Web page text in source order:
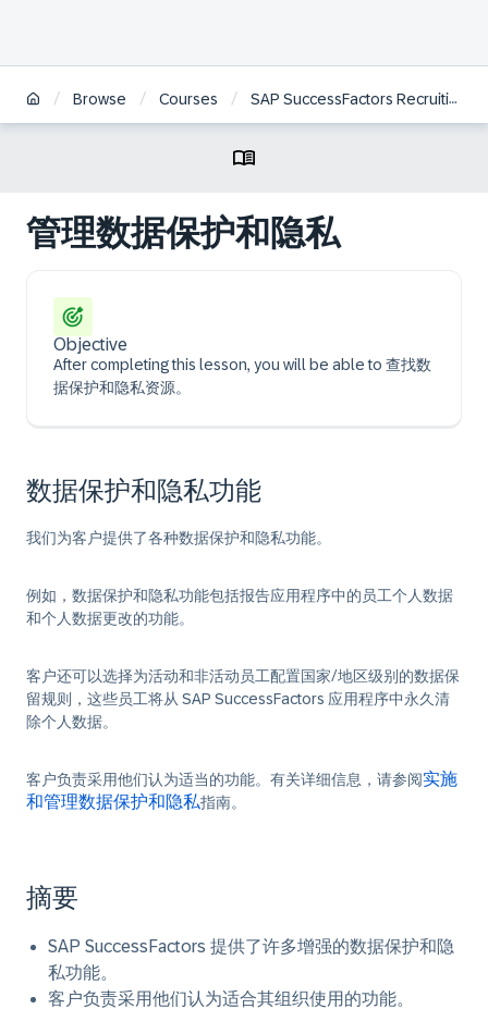
/ Browse / Courses / SAP SuccessFactors Recruiting: Candidate Experience Project Team Orientation | ZH
管理数据保护和隐私
Objective
After completing this lesson, you will be able to 查找数
据保护和隐私资源。
数据保护和隐私功能
我们为客户提供了各种数据保护和隐私功能。
例如，数据保护和隐私功能包括报告应用程序中的员工个人数据
和个人数据更改的功能。
客户还可以选择为活动和非活动员工配置国家/地区级别的数据保
留规则，这些员工将从 SAP SuccessFactors 应用程序中永久清
除个人数据。
客户负责采用他们认为适当的功能。有关详细信息，请参阅实施
和管理数据保护和隐私指南。
摘要
SAP SuccessFactors 提供了许多增强的数据保护和隐
私功能。
客户负责采用他们认为适合其组织使用的功能。